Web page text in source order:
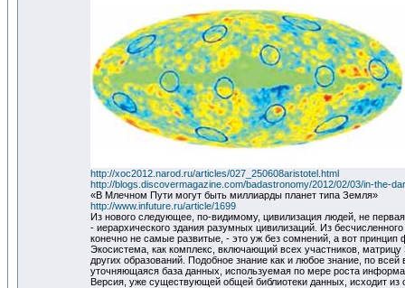
http://xoc2012.narod.ru/articles/027_250608aristotel.html
http://blogs.discovermagazine.com/badastronomy/2012/02/03/in-the-
«В Млечном Пути могут быть миллиарды планет типа Земля»
http://www.infuture.ru/article/1699
Из нового следующее, по-видимому, цивилизация людей, не
- иерархического здания разумных цивилизаций. Из
конечно не самые развитые, - это уж без сомнений, а вот
Экосистема, как комплекс, включающий всех участников,
других образований. Подобное знание как и любое знание, по
уточняющаяся база данных, используемая по мере роста
Версия, уже существующей общей библиотеки данных, исходит из